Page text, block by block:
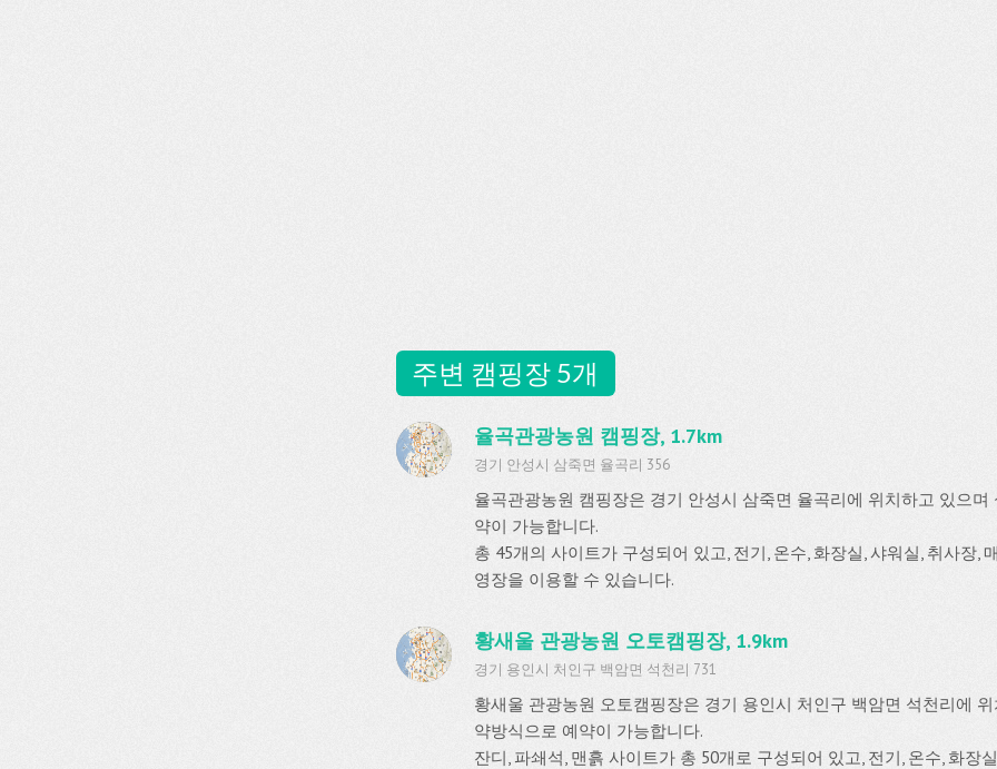
주변 캠핑장 5개
율곡관광농원 캠핑장, 1.7km
경기 안성시 삼죽면 율곡리 356
율곡관광농원 캠핑장은 경기 안성시 삼죽면 율곡리에 위치하고 있으
약이 가능합니다.
총 45개의 사이트가 구성되어 있고, 전기, 온수, 화장실, 샤워실, 취사장,
영장을 이용할 수 있습니다.
황새울 관광농원 오토캠핑장, 1.9km
경기 용인시 처인구 백암면 석천리 731
황새울 관광농원 오토캠핑장은 경기 용인시 처인구 백암면 석천리에
약방식으로 예약이 가능합니다.
잔디, 파쇄석, 맨흙 사이트가 총 50개로 구성되어 있고, 전기, 온수, 화장